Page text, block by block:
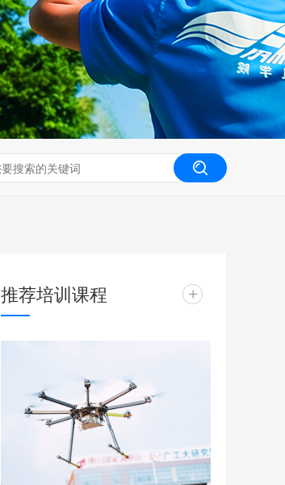
无人机工程创新实训
推荐培训课程 +